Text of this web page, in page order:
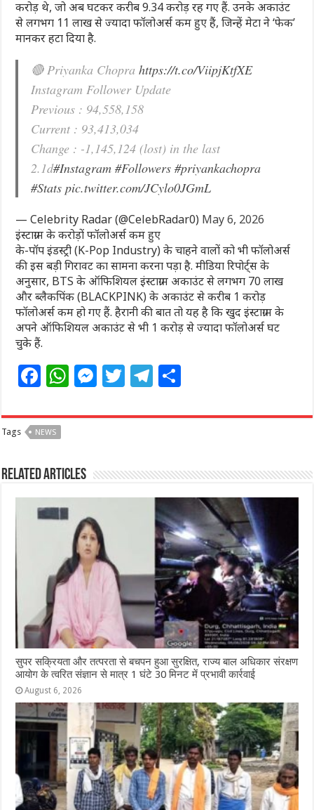
करोड़ थे, जो अब घटकर करीब 9.34 करोड़ रह गए हैं. उनके अकाउंट
से लगभग 11 लाख से ज्यादा फॉलोअर्स कम हुए हैं, जिन्हें मेटा ने ‘फेक’
मानकर हटा दिया है.
🔴 Priyanka Choprahttps://t.co/ViipjKtfXE
Instagram Follower Update
Previous : 94,558,158
Current : 93,413,034
Change : -1,145,124 (lost) in the last
2.1d#Instagram #Followers #priyankachopra
#Stats pic.twitter.com/JCylo0JGmL
— Celebrity Radar (@CelebRadar0) May 6, 2026
इंस्टाग्राम के करोड़ों फॉलोअर्स कम हुए
के-पॉप इंडस्ट्री (K-Pop Industry) के चाहने वालों को भी फॉलोअर्स
की इस बड़ी गिरावट का सामना करना पड़ा है. मीडिया रिपोर्ट्स के
अनुसार, BTS के ऑफिशियल इंस्टाग्राम अकाउंट से लगभग 70 लाख
और ब्लैकपिंक (BLACKPINK) के अकाउंट से करीब 1 करोड़
फॉलोअर्स कम हो गए हैं. हैरानी की बात तो यह है कि खुद इंस्टाग्राम के
अपने ऑफिशियल अकाउंट से भी 1 करोड़ से ज्यादा फॉलोअर्स घट
चुके हैं.
F
c
e
b
o
o
W
at
A
p
p
M
ss
n
g
r
T
itt
r
T
e
ra
m
ar
Tags NEWS
Related Articles
सुपर सक्रियता और तत्परता से बचपन हुआ सुरक्षित, राज्य बाल अधिकार संरक्षण
आयोग के त्वरित संज्ञान से मात्र 1 घंटे 30 मिनट में प्रभावी कार्रवाई
August 6, 2026